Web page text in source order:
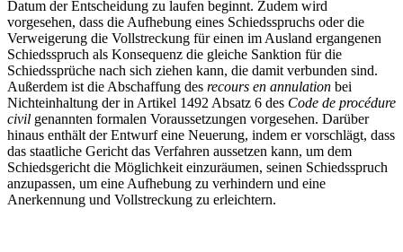
Datum der Entscheidung zu laufen beginnt. Zudem wird
vorgesehen, dass die Aufhebung eines Schiedsspruchs oder die
Verweigerung die Vollstreckung für einen im Ausland ergangenen
Schiedsspruch als Konsequenz die gleiche Sanktion für die
Schiedssprüche nach sich ziehen kann, die damit verbunden sind.
Außerdem ist die Abschaffung des recours en annulation bei
Nichteinhaltung der in Artikel 1492 Absatz 6 des Code de procédure
civil genannten formalen Voraussetzungen vorgesehen. Darüber
hinaus enthält der Entwurf eine Neuerung, indem er vorschlägt, dass
das staatliche Gericht das Verfahren aussetzen kann, um dem
Schiedsgericht die Möglichkeit einzuräumen, seinen Schiedsspruch
anzupassen, um eine Aufhebung zu verhindern und eine
Anerkennung und Vollstreckung zu erleichtern.